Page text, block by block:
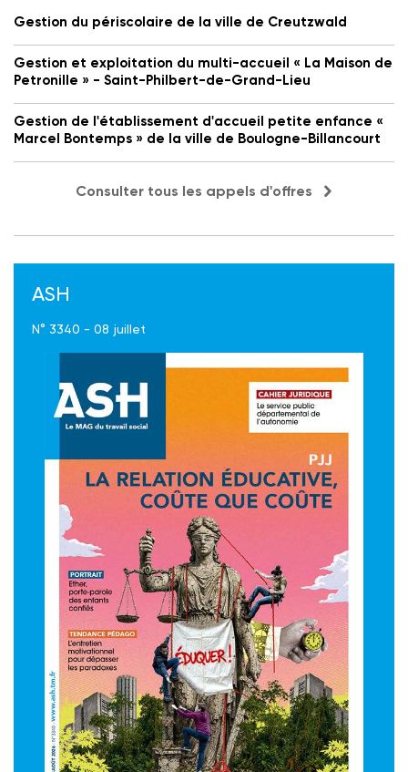
Gestion du périscolaire de la ville de Creutzwald
Gestion et exploitation du multi-accueil « La Maison de
Petronille » - Saint-Philbert-de-Grand-Lieu
Gestion de l'établissement d'accueil petite enfance «
Marcel Bontemps » de la ville de Boulogne-Billancourt
Consulter tous les appels d'offres
ASH
N° 3340 - 08 juillet